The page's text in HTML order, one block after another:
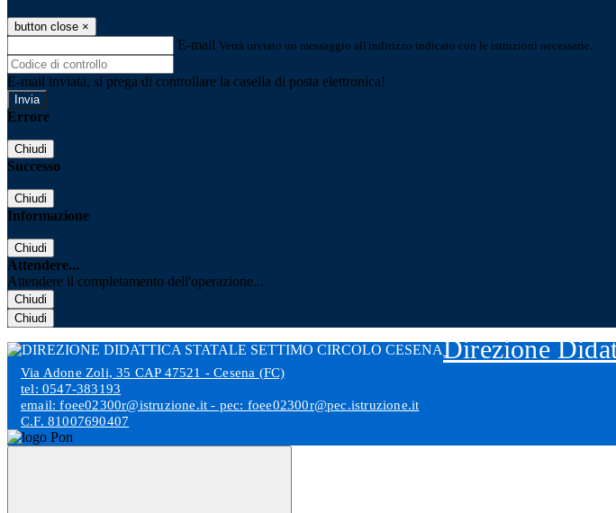
button close ×
E-mail Verrà inviato un messaggio all'indirizzo indicato con le istruzioni necessarie.
E-mail inviata, si prega di controllare la casella di posta elettronica!
Errore
Chiudi
Successo
Chiudi
Informazione
Chiudi
Attendere...
Attendere il completamento dell'operazione...
Chiudi
Chiudi
Direzione
Via Adone Zoli, 35 CAP 47521 - Cesena (FC)
tel: 0547-383193
email: foee02300r@istruzione.it - pec: foee02300r@pec.istruzione.it
C.F. 81007690407